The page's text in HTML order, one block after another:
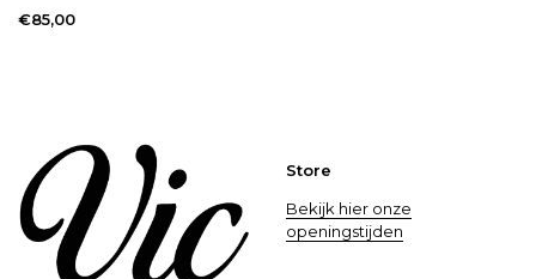
€85,00
Store
Bekijk hier onze
openingstijden